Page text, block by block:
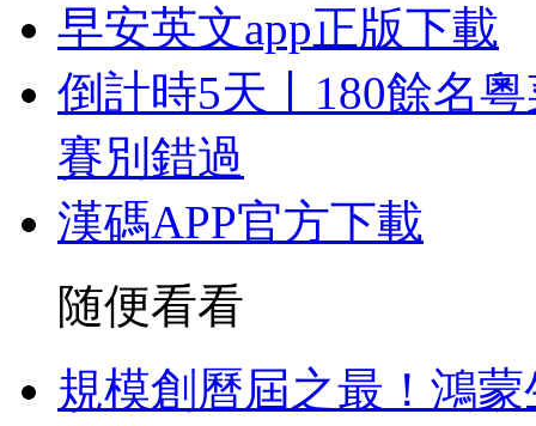
早安英文app正版下載
倒計時5天丨180餘名
賽別錯過
漢碼APP官方下載
随便看看
規模創曆屆之最！鴻